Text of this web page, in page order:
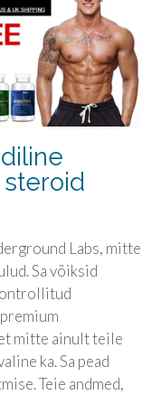
Labs, mitte
Sa võiksid
mitte ainult teile
ka. Sa pead
Teie andmed,